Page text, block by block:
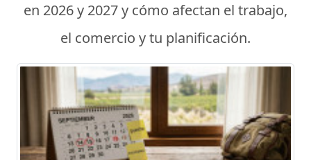
en 2026 y 2027 y cómo afectan el trabajo,
el comercio y tu planificación.